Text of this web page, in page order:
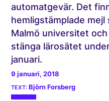
automatgevär. Det
hemligstämplade
Malmö universitet
stänga lärosätet
januari.
9 januari, 2018
Björn Forsberg